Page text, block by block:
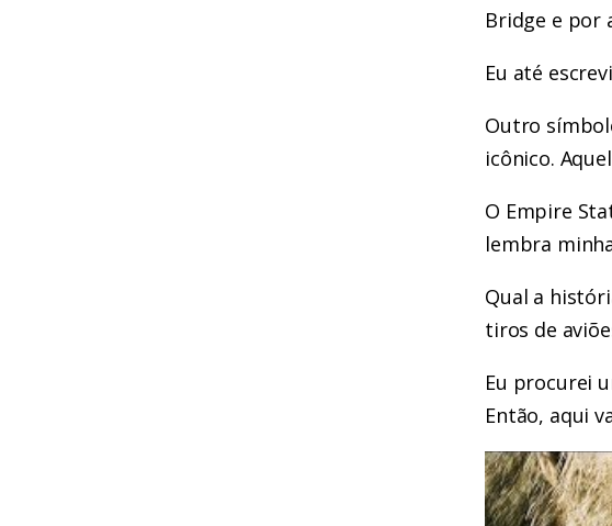
Bridge e por
Eu até
Outro
icônico.
O Empire
lembra
Qual a
tiros de
Eu procurei
Então, aqui